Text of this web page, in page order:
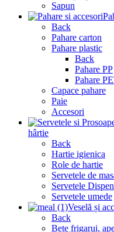
Sapun
Back
Pahare carton
Pahare plastic
Back
Pahare PP
Pahare
Capace pahare
Paie
Accesori
hârtie
Back
Hartie igienica
Role de hartie
Servetele de
Servetele
Servetele umede
Veselă și
Back
Bete frigarui,